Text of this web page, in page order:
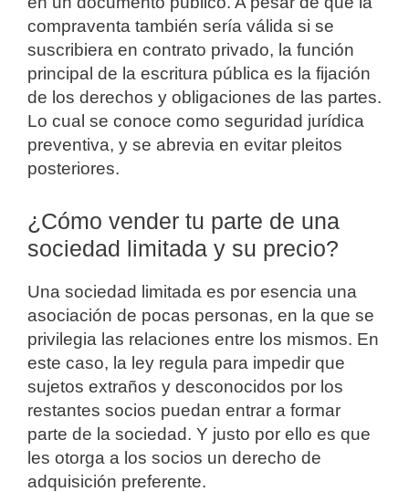
compraventa también sería válida si se
suscribiera en contrato privado, la función
principal de la escritura pública es la fijación
de los derechos y obligaciones de las partes.
Lo cual se conoce como seguridad jurídica
preventiva, y se abrevia en evitar pleitos
posteriores.
¿Cómo vender tu parte de una
sociedad limitada y su precio?
Una sociedad limitada es por esencia una
asociación de pocas personas, en la que se
privilegia las relaciones entre los mismos. En
este caso, la ley regula para impedir que
sujetos extraños y desconocidos por los
restantes socios puedan entrar a formar
parte de la sociedad. Y justo por ello es que
les otorga a los socios un derecho de
adquisición preferente.